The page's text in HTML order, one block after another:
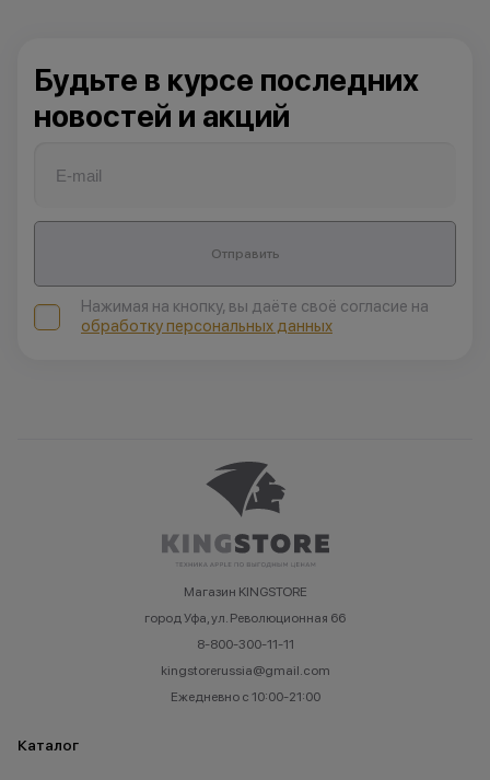
Будьте в курсе последних
новостей и акций
Отправить
Нажимая на кнопку, вы даёте своё согласие на
обработку персональных данных
Магазин KINGSTORE
город Уфа, ул. Революционная 66
8-800-300-11-11
kingstorerussia@gmail.com
Ежедневно с 10:00-21:00
Каталог